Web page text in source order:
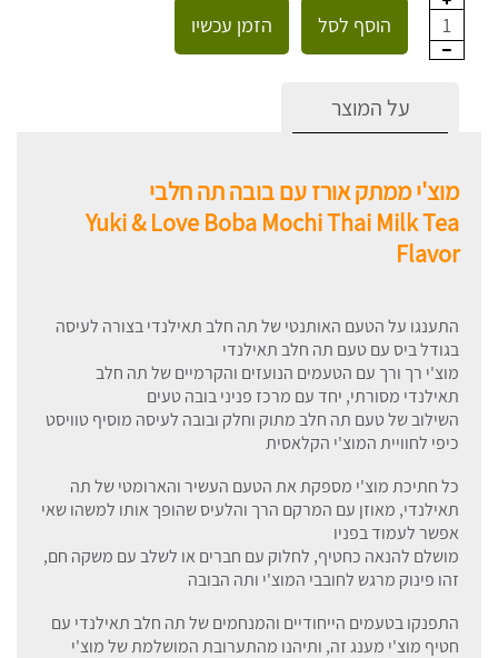
1 הוסף לסל הזמן עכשיו
על המוצר
מוצ'י ממתק אורז עם בובה תה חלבי
Yuki & Love Boba Mochi Thai Milk Tea
Flavor
התענגו על הטעם האותנטי של תה חלב תאילנדי בצורה לעיסה
בגודל ביס עם טעם תה חלב תאילנדי
מוצ'י רך ורך עם הטעמים הנועזים והקרמיים של תה חלב
תאילנדי מסורתי, יחד עם מרכז פניני בובה טעים
השילוב של טעם תה חלב מתוק וחלק ובובה לעיסה מוסיף טוויסט
כיפי לחוויית המוצ'י הקלאסית
כל חתיכת מוצ'י מספקת את הטעם העשיר והארומטי של תה
תאילנדי, מאוזן עם המרקם הרך והלעיס שהופך אותו למשהו שאי
אפשר לעמוד בפניו
מושלם להנאה כחטיף, לחלוק עם חברים או לשלב עם משקה חם,
זהו פינוק מרגש לחובבי המוצ'י ותה הבובה
התפנקו בטעמים הייחודיים והמנחמים של תה חלב תאילנדי עם
חטיף מוצ'י מענג זה, ותיהנו מהתערובת המושלמת של מוצ'י